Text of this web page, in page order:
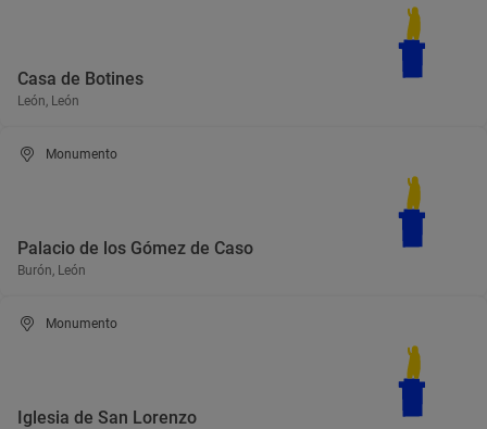
Casa de Botines
León, León
Monumento
Palacio de los Gómez de Caso
Burón, León
Monumento
Iglesia de San Lorenzo